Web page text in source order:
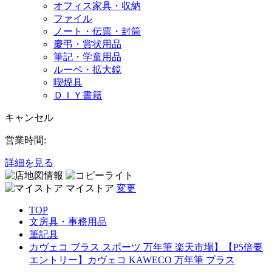
オフィス家具・収納
ファイル
ノート・伝票・封筒
慶弔・賞状用品
筆記・学童用品
ルーペ・拡大鏡
喫煙具
ＤＩＹ書籍
キャンセル
営業時間:
詳細を見る
マイストア 変更
TOP
文房具・事務用品
筆記具
カヴェコ ブラス スポーツ 万年筆 楽天市場】【P5倍要
エントリー】カヴェコ KAWECO 万年筆 ブラス